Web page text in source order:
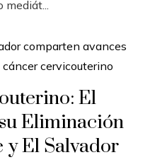
mediát...
El
Eliminación
y El Salvador